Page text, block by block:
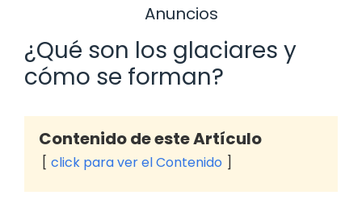
Anuncios
¿Qué son los glaciares y
cómo se forman?
Contenido de este Artículo
click para ver el Contenido